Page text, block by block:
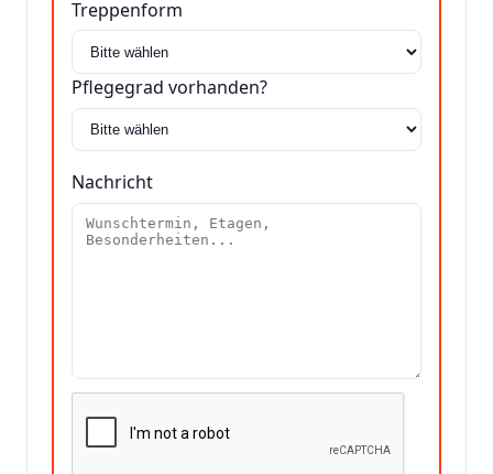
Treppenform
Pflegegrad vorhanden?
Nachricht